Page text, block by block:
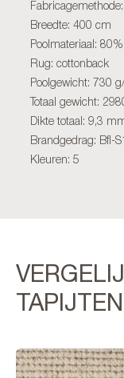
Breedte: 400 cm
Poolmateriaal:
Rug: cottonback
Poolgewicht: 730
Totaal gewicht:
Dikte totaal: 9,3
Brandgedrag: Bfl-S1
Kleuren: 5
TAPIJTEN